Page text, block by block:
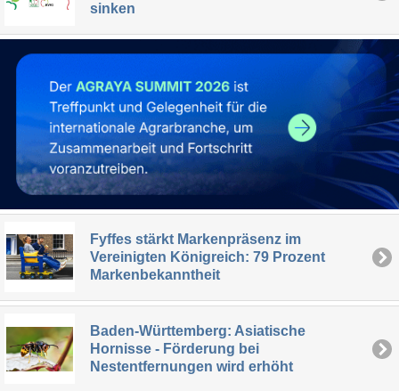
sinken
Fyffes stärkt Markenpräsenz im
Vereinigten Königreich: 79 Prozent
Markenbekanntheit
Baden-Württemberg: Asiatische
Hornisse - Förderung bei
Nestentfernungen wird erhöht